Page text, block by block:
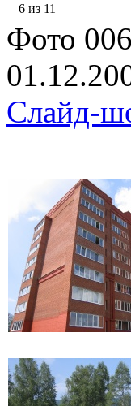
6 из 11
Фото 006
Слайд-